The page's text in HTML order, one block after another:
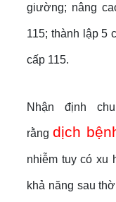
giường; nâng
115; thành lập 5
cấp 115.
Nhận định
rằngdịch
nhiễm tuy có xu
khả năng sau